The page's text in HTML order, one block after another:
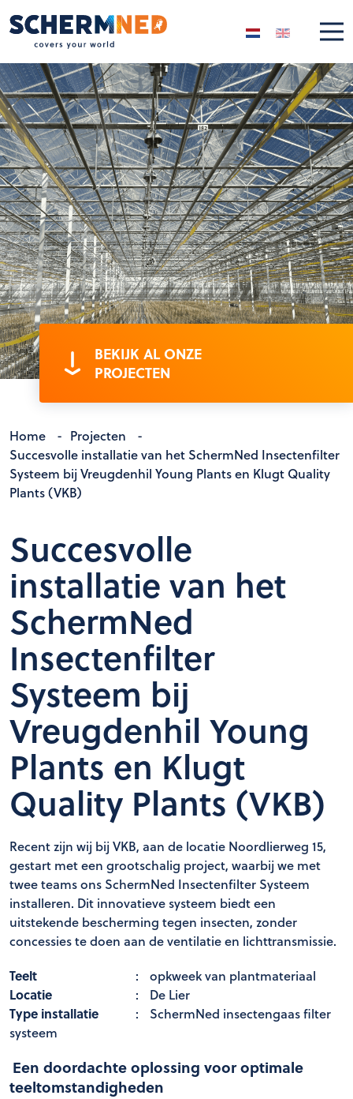
Selecteer de taal
BEKIJK AL ONZE
PROJECTEN
Home - Projecten
-
Succesvolle installatie van het SchermNed Insectenfilter
Systeem bij Vreugdenhil Young Plants en Klugt Quality
Plants (VKB)
Succesvolle
installatie van het
SchermNed
Insectenfilter
Systeem bij
Vreugdenhil Young
Plants en Klugt
Quality Plants (VKB)
Recent zijn wij bij VKB, aan de locatie Noordlierweg 15,
gestart met een grootschalig project, waarbij we met
twee teams ons SchermNed Insectenfilter Systeem
installeren. Dit innovatieve systeem biedt een
uitstekende bescherming tegen insecten, zonder
concessies te doen aan de ventilatie en lichttransmissie.
Teelt
:
opkweek van plantmateriaal
Locatie
:
De Lier
Type installatie
:
SchermNed insectengaas filter
systeem
Een doordachte oplossing voor optimale
teeltomstandigheden